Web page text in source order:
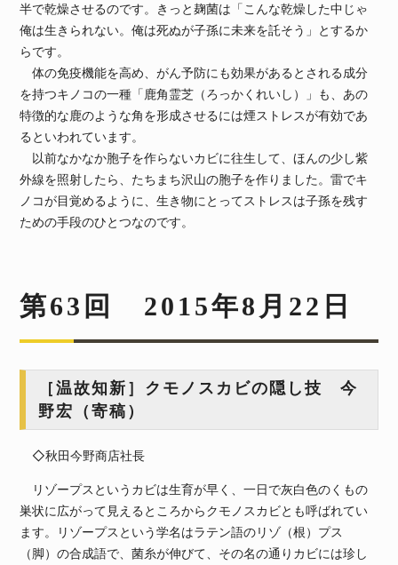
半で乾燥させるのです。きっと麹菌は「こんな乾燥した中じゃ
俺は生きられない。俺は死ぬが子孫に未来を託そう」とするか
らです。
体の免疫機能を高め、がん予防にも効果があるとされる成分
を持つキノコの一種「鹿角霊芝（ろっかくれいし）」も、あの
特徴的な鹿のような角を形成させるには煙ストレスが有効であ
るといわれています。
以前なかなか胞子を作らないカビに往生して、ほんの少し紫
外線を照射したら、たちまち沢山の胞子を作りました。雷でキ
ノコが目覚めるように、生き物にとってストレスは子孫を残す
ための手段のひとつなのです。
第63回 2015年8月22日
［温故知新］クモノスカビの隠し技 今
野宏（寄稿）
◇秋田今野商店社長
リゾープスというカビは生育が早く、一日で灰白色のくもの
巣状に広がって見えるところからクモノスカビとも呼ばれてい
ます。リゾープスという学名はラテン語のリゾ（根）プス
（脚）の合成語で、菌糸が伸びて、その名の通りカビには珍し